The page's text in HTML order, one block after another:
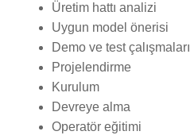
Üretim hattı analizi
Uygun model önerisi
Demo ve test çalışmaları
Projelendirme
Kurulum
Devreye alma
Operatör eğitimi